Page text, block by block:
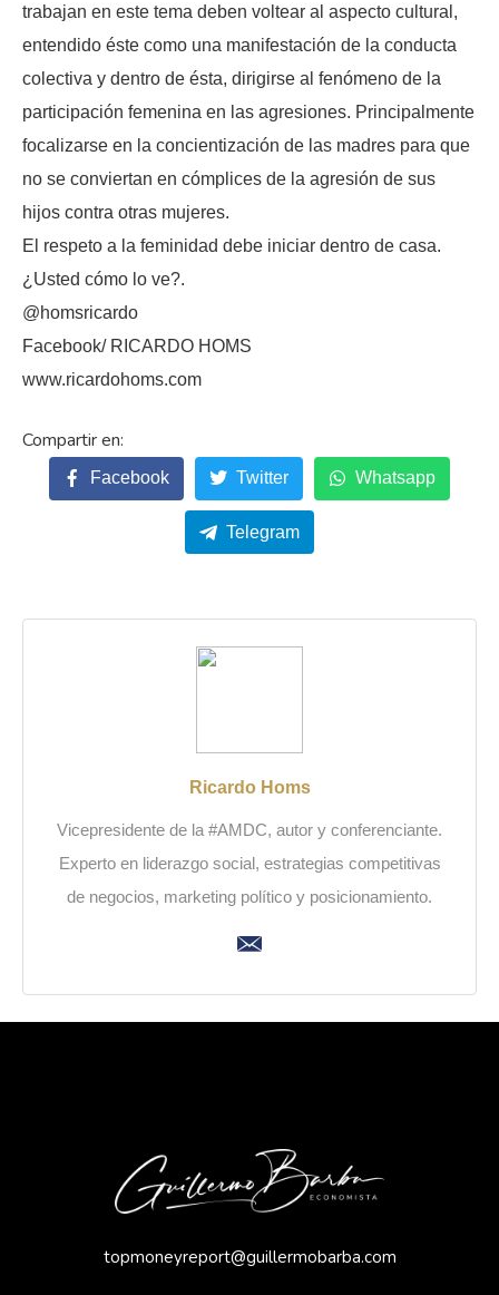
trabajan en este tema deben voltear al aspecto cultural,
entendido éste como una manifestación de la conducta
colectiva y dentro de ésta, dirigirse al fenómeno de la
participación femenina en las agresiones. Principalmente
focalizarse en la concientización de las madres para que
no se conviertan en cómplices de la agresión de sus
hijos contra otras mujeres.
El respeto a la feminidad debe iniciar dentro de casa.
¿Usted cómo lo ve?.
@homsricardo
Facebook/ RICARDO HOMS
www.ricardohoms.com
Facebook Twitter Whatsapp
Telegram
Ricardo Homs
Vicepresidente de la #AMDC, autor y conferenciante.
Experto en liderazgo social, estrategias competitivas
de negocios, marketing político y posicionamiento.
topmoneyreport@guillermobarba.com